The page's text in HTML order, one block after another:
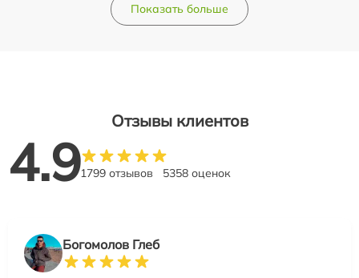
Показать больше
Отзывы клиентов
4.91799 отзывов 5358 оценок
Богомолов Глеб